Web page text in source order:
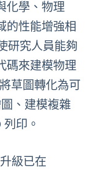
化學、物理
的性能增強相
研究人員能夠
碼來建模物理
草圖轉化為可
、建模複雜
印。
級已在